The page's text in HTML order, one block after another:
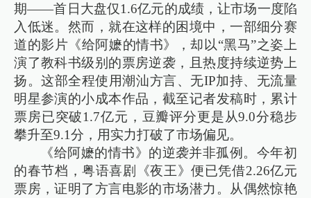
期——首日大盘仅1.6亿元的成绩，让市场一度陷
入低迷。然而，就在这样的困境中，一部细分赛
道的影片《给阿嬷的情书》，却以“黑马”之姿上
演了教科书级别的票房逆袭，且热度持续逆势上
扬。这部全程使用潮汕方言、无IP加持、无流量
明星参演的小成本作品，截至记者发稿时，累计
票房已突破1.7亿元，豆瓣评分更是从9.0分稳步
攀升至9.1分，用实力打破了市场偏见。
《给阿嬷的情书》的逆袭并非孤例。今年初
的春节档，粤语喜剧《夜王》便已凭借2.26亿元
票房，证明了方言电影的市场潜力。从偶然惊艳